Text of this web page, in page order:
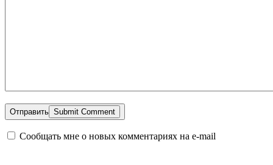
Отправить
Сообщать мне о новых комментариях на e-mail